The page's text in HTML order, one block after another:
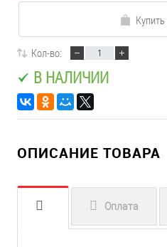
Кол-во:
В НАЛИЧИИ
ОПИСАНИЕ ТОВАРА
Оплата